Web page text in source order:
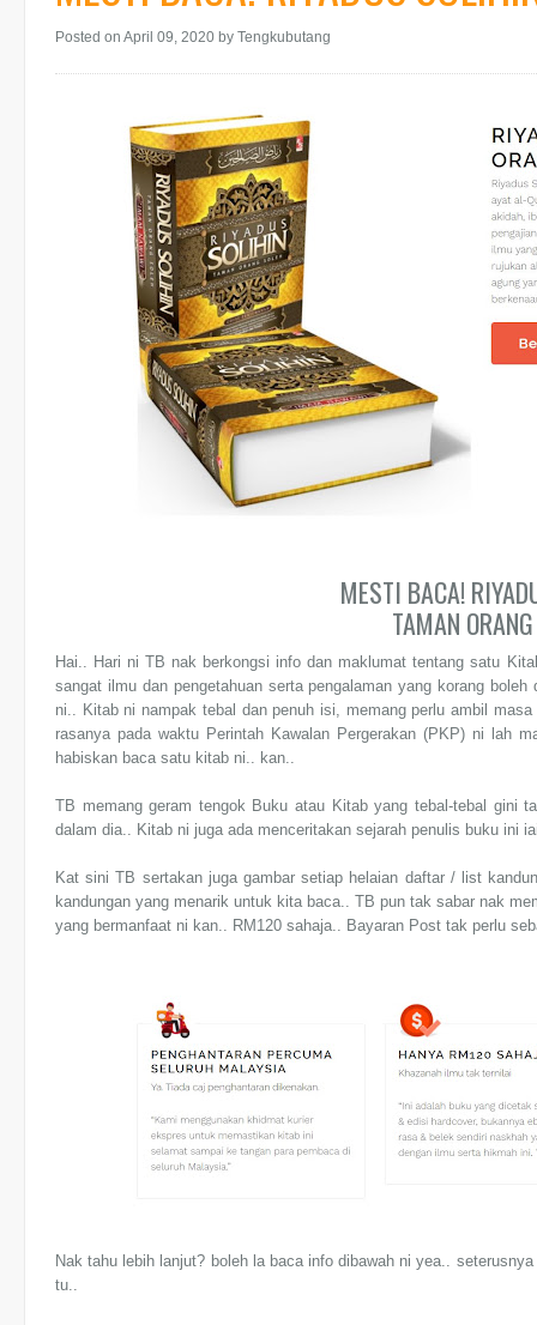
Posted on April 09, 2020 by Tengkubutang
MESTI BACA!
TAMAN
Hai.. Hari ni TB nak berkongsi info dan maklumat tentang satu
sangat ilmu dan pengetahuan serta pengalaman yang korang
ni.. Kitab ni nampak tebal dan penuh isi, memang perlu ambil
rasanya pada waktu Perintah Kawalan Pergerakan (PKP) ni lah
habiskan baca satu kitab ni.. kan..
TB memang geram tengok Buku atau Kitab yang tebal-tebal gini
dalam dia.. Kitab ni juga ada menceritakan sejarah penulis buku ini
Kat sini TB sertakan juga gambar setiap helaian daftar / list
kandungan yang menarik untuk kita baca.. TB pun tak sabar nak
yang bermanfaat ni kan.. RM120 sahaja.. Bayaran Post tak perlu
Nak tahu lebih lanjut? boleh la baca info dibawah ni yea..
tu..